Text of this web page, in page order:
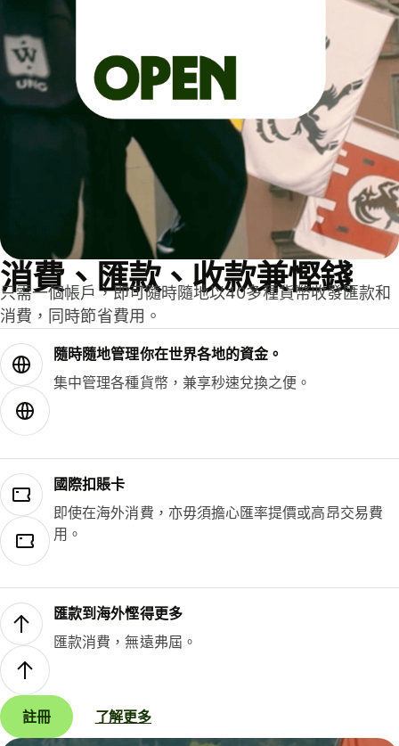
消費、匯款、收款兼慳錢
只需一個帳戶，即可隨時隨地以40多種貨幣收發匯款和
消費，同時節省費用。
隨時隨地管理你在世界各地的資金。
集中管理各種貨幣，兼享秒速兌換之便。
國際扣賬卡
即使在海外消費，亦毋須擔心匯率提價或高昂交易費
用。
匯款到海外慳得更多
匯款消費，無遠弗屆。
註冊 了解更多